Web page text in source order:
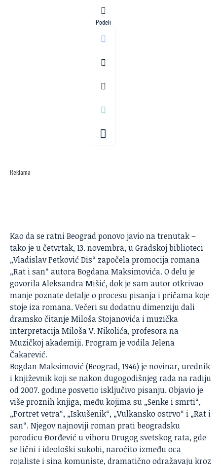
Podeli
Reklama
Kao da se ratniBeogradponovo javio na trenutak –
tako je u četvrtak, 13. novembra, u Gradskoj biblioteci
„Vladislav Petković Dis“ započela promocija romana
„Rat i san“ autora Bogdana Maksimovića. O delu je
govorila Aleksandra Mišić, dok je sam autor otkrivao
manje poznate detalje o procesu pisanja i pričama koje
stoje iza romana. Večeri su dodatnu dimenziju dali
dramsko čitanje Miloša Stojanovića i muzička
interpretacija Miloša V. Nikolića, profesora na
Muzičkoj akademiji. Program je vodila Jelena
Čakarević.
Bogdan Maksimović (Beograd, 1946) je novinar, urednik
i književnik koji se nakon dugogodišnjeg rada na radiju
od 2007. godine posvetio isključivo pisanju. Objavio je
više proznih knjiga, među kojima su „Senke i smrti“,
„Portret vetra“, „Iskušenik“, „Vulkansko ostrvo“ i „Rat i
san“. Njegov najnoviji roman prati beogradsku
porodicu Đorđević u vihoru Drugog svetskog rata, gde
se lični i ideološki sukobi, naročito između oca
rojaliste i sina komuniste, dramatično odražavaju kroz